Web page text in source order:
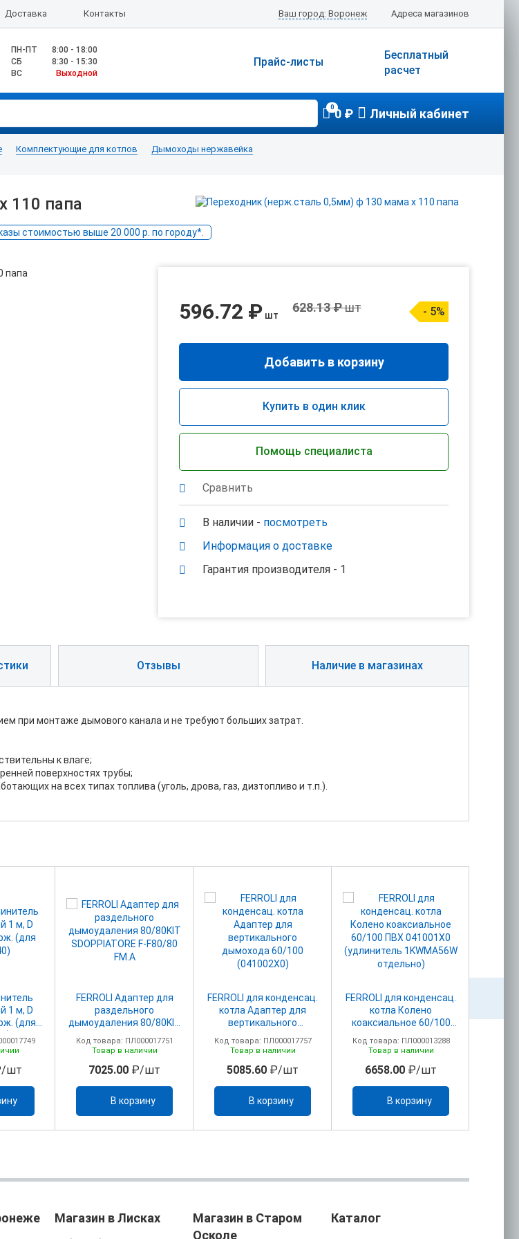
Доставка Контакты Адреса магазинов
Ваш город: Воронеж
ПН-ПТ
8:00 - 18:00
CБ
8:30 - 15:30
ВС
Выходной
Бесплатный
расчет
Прайс-листы
00 ₽ Личный кабинет
Комплектующие для котлов
Дымоходы нержавейка
110 папа
стоимостью выше 20 000 р. по городу*.
596.72 ₽ шт
628.13 ₽шт - 5%
Добавить в корзину
Купить в один клик
Помощь специалиста
Сравнить
В наличии - посмотреть
Информация о доставке
Гарантия производителя - 1
Отзывы Наличие в магазинах
при монтаже дымового канала и не требуют больших затрат.
к влаге;
поверхностях трубы;
на всех типах топлива (уголь, дрова, газ, дизтопливо и т.п.).
1 м, D
(для
шт
FERROLI Адаптер для
раздельного
дымоудаления 80/80KIT
FM.A
Код товара: ПЛ000017751
Товар в наличии
7025.00 ₽/шт
В корзину
FERROLI для конденсац.
котла Адаптер для
вертикального
(041002X0)
Код товара: ПЛ000017757
Товар в наличии
5085.60 ₽/шт
В корзину
FERROLI для конденсац.
котла Колено
коаксиальное 60/100
(удлинитель 1KWMA56W
Код товара: ПЛ000013288
Товар в наличии
6658.00 ₽/шт
В корзину
Магазин в Лисках
Магазин в Старом
Осколе
Каталог